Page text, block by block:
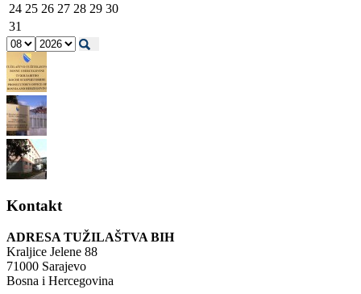
24 25 26 27 28 29 30
31
Kontakt
ADRESA TUŽILAŠTVA BIH
Kraljice Jelene 88
71000 Sarajevo
Bosna i Hercegovina